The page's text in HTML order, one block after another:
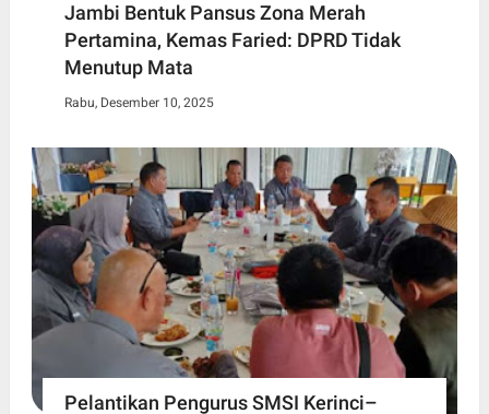
Jambi Bentuk Pansus Zona Merah
Pertamina, Kemas Faried: DPRD Tidak
Menutup Mata
Rabu, Desember 10, 2025
Pelantikan Pengurus SMSI Kerinci–